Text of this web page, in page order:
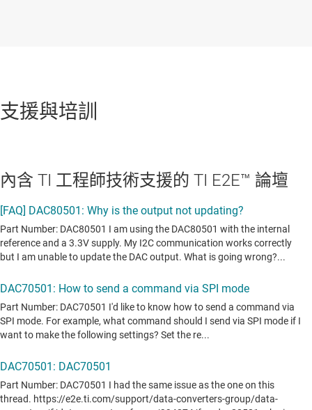
支援與培訓
內含 TI 工程師技術支援的 TI E2E™ 論壇